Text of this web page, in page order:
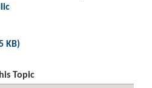
KB)
Topic